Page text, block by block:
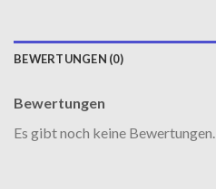
BEWERTUNGEN (0)
Bewertungen
Es gibt noch keine Bewertungen.